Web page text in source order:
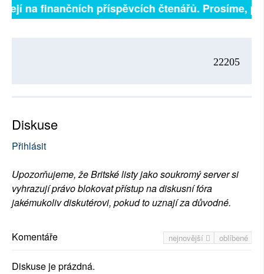
na finančních příspěvcích čtenářů. Prosíme,
22205
Diskuse
Přihlásit
Upozorňujeme, že Britské listy jako soukromý server si
vyhrazují právo blokovat přístup na diskusní fóra
jakémukoliv diskutérovi, pokud to uznají za důvodné.
nejnovější oblíbené
Komentáře
Diskuse je prázdná.